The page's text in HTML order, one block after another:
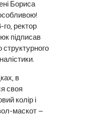
Бориса
го, ректор
підписав
структурного
в
своя
колір і
маскот –